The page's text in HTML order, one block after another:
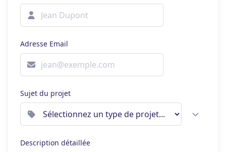
Adresse Email
Sujet du projet
Description détaillée